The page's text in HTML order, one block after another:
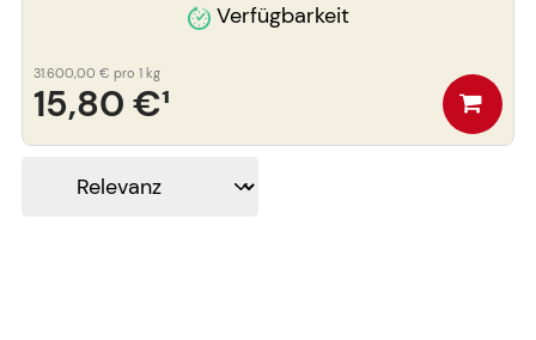
Verfügbarkeit
15,80 €¹
31.600,00 € pro 1 kg